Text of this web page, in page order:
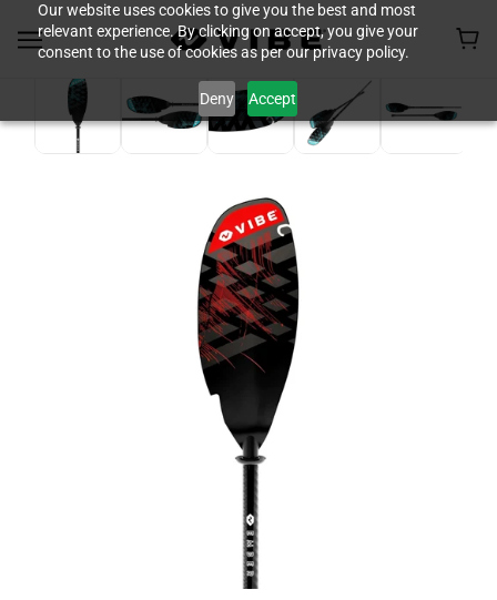
Our website uses cookies to give you the best and most
relevant experience. By clicking on accept, you give your
consent to the use of cookies as per our privacy policy.
Deny Accept